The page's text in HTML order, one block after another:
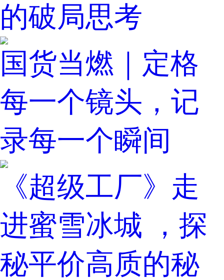
的破局思考
国货当燃｜定格
每一个镜头，记
录每一个瞬间
《超级工厂》走
进蜜雪冰城 ，探
秘平价高质的秘